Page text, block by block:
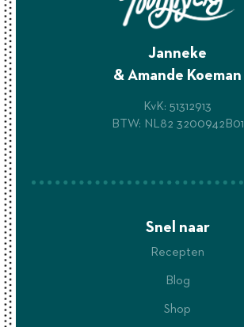
Janneke
& Amande Koeman
KvK: 51312913
BTW: NL82 3200942B01
Snel naar
Recepten
Blog
Shop